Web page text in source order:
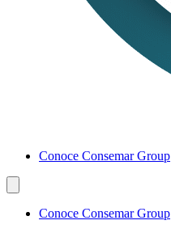
Conoce Consemar Group
Conoce Consemar Group